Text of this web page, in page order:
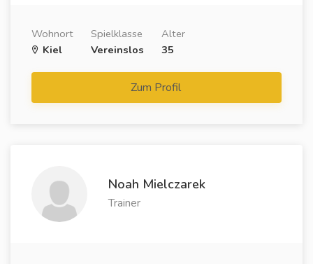
Wohnort
Kiel
Spielklasse
Vereinslos
Alter
35
Zum Profil
Noah Mielczarek
Trainer